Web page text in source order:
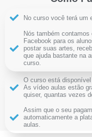
No curso você terá um
Nós também
Facebook para os
postar suas artes,
que ajuda bastante na
curso.
O curso está
As vídeo aulas estão
quiser, quantas vezes
Assim que o seu
automaticamente a
aulas.